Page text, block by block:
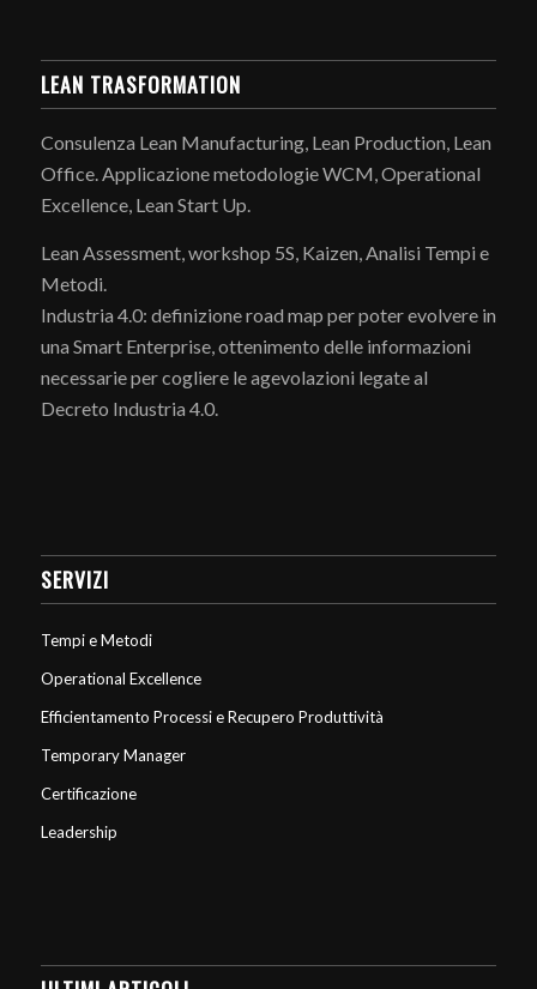
LEAN TRASFORMATION
Consulenza Lean Manufacturing, Lean Production, Lean
Office. Applicazione metodologie WCM, Operational
Excellence, Lean Start Up.
Lean Assessment, workshop 5S, Kaizen, Analisi Tempi e
Metodi.
Industria 4.0: definizione road map per poter evolvere in
una Smart Enterprise, ottenimento delle informazioni
necessarie per cogliere le agevolazioni legate al
Decreto Industria 4.0.
SERVIZI
Tempi e Metodi
Operational Excellence
Efficientamento Processi e Recupero Produttività
Temporary Manager
Certificazione
Leadership